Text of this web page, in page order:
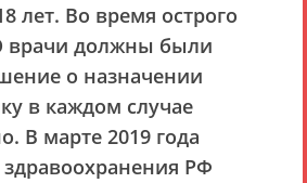
лет. Во время острого
врачи должны были
о назначении
в каждом случае
В марте 2019 года
РФ